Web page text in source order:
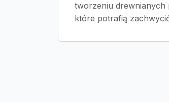
tworzeniu drewnianych
które potrafią